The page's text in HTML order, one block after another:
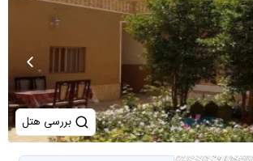
بررسی هتل